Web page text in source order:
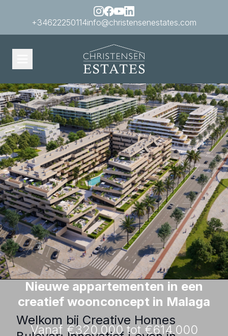
+34622250114info@christensenestates.com
Nieuwe appartementen in een
creatief woonconcept in Malaga
Vanaf €320.000 tot €614.000
Welkom bij Creative Homes